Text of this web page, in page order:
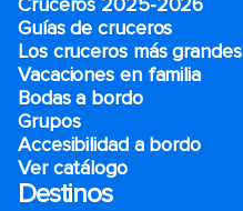
Guías de cruceros
Los cruceros más grandes
Vacaciones en familia
Bodas a bordo
Grupos
Accesibilidad a bordo
Ver catálogo
Destinos